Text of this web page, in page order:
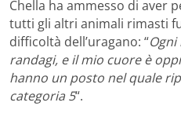
Chella ha ammesso di aver
tutti gli altri animali rimasti
difficoltà dell’uragano: “
randagi, e il mio cuore è
hanno un posto nel quale
categoria 5“.